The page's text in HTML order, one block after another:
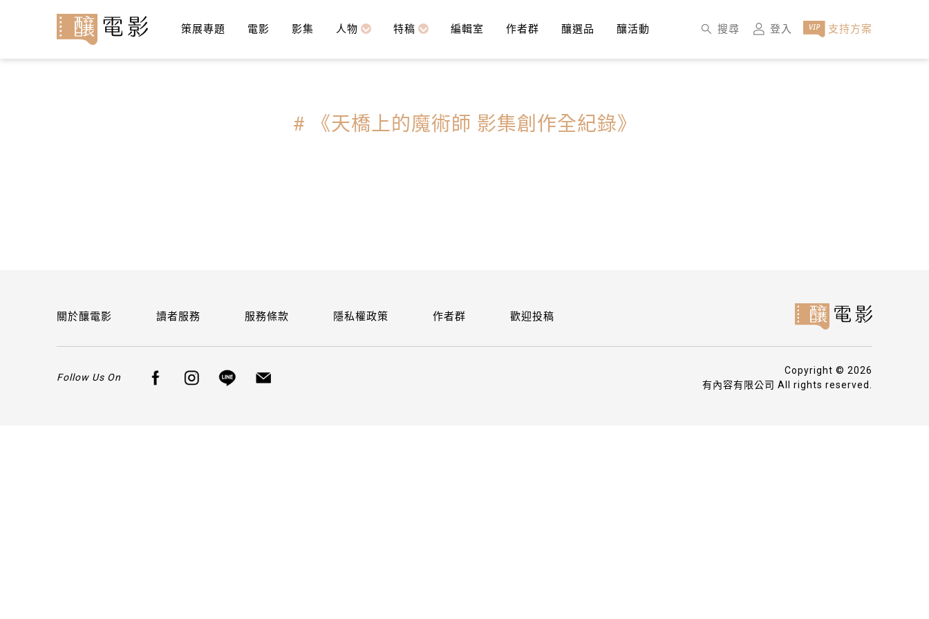
策展專題 電影 影集 人物 特稿 編輯室 作者群 釀選品 釀活動 搜尋 登入 支持方案
# 《天橋上的魔術師 影集創作全紀錄》
關於釀電影 讀者服務 服務條款 隱私權政策 作者群 歡迎投稿
Follow Us On
Copyright © 2026
有內容有限公司 All rights reserved.